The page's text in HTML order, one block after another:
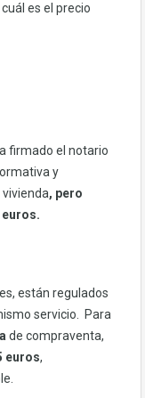
es el precio
firmado el notario
y
, pero
están regulados
servicio. Para
de compraventa,
euros,